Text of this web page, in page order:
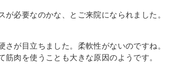
必要なのかな、とご来院になられました。
が目立ちました。柔軟性がないのですね。
肉を使うことも大きな原因のようです。